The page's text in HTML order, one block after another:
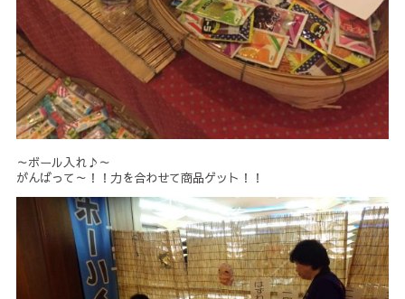
～ボール入れ♪～
がんばって～！！力を合わせて商品ゲット！！